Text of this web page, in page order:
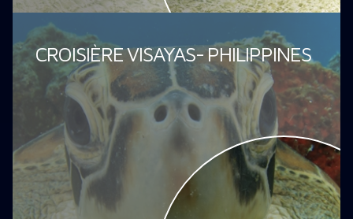
CROISIÈRE VISAYAS- PHILIPPINES